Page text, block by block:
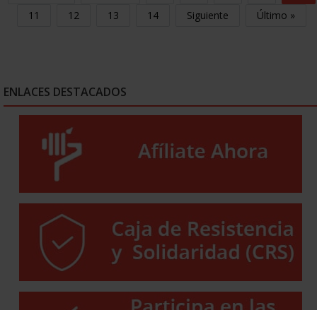
11
12 13 14 Siguiente Último »
ENLACES DESTACADOS